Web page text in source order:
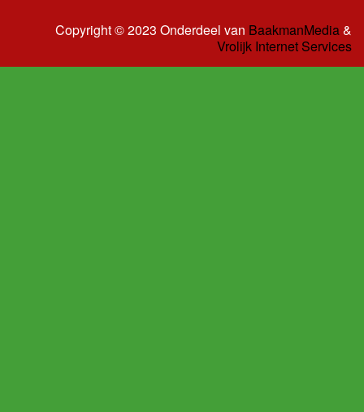
Copyright © 2023 Onderdeel van BaakmanMedia&
Vrolijk Internet Services